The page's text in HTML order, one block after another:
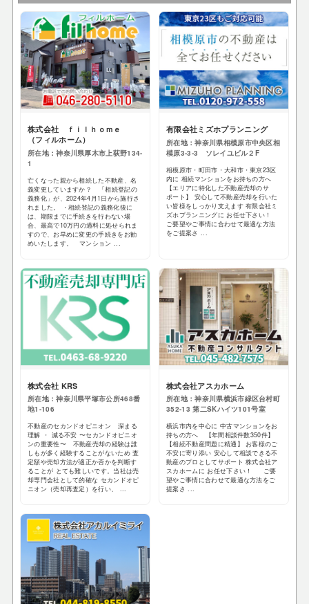
株式会社 ｆｉｌｈｏｍｅ
（フィルホーム）
所在地：神奈川県厚木市上荻野134-
1
亡くなった親から相続した不動産、名
義変更していますか？ 「相続登記の
義務化」が、2024年4月1日から施行さ
れました。 ・相続登記の義務化後に
は、期限までに手続きを行わない場
合、最高で10万円の過料に処せられま
すので、お早めに変更の手続きをお勧
めいたします。 マンション ...
有限会社ミズホプランニング
所在地：神奈川県相模原市中央区相
模原3-3-3 ソレイユビル２F
相模原市・町田市・大和市・東京23区
内に 相続マンションをお持ちの方へ
【エリアに特化した不動産売却のサ
ポート】 安心して不動産売却を行いた
い皆様をしっかり支えます 有限会社ミ
ズホプランニングに お任せ下さい！
ご要望やご事情に合わせて最適な方法
をご提案さ ...
株式会社 KRS
所在地：神奈川県平塚市公所468番
地1-106
不動産のセカンドオピニオン 深まる
理解 ・ 減る不安 〜セカンドオピニオ
ンの重要性〜 不動産売却の経験は誰
しもが多く経験することがないため 査
定額や売却方法が適正か否かを判断す
ることが とても難しいです。当社は売
却専門会社として的確な セカンドオピ
ニオン（売却再査定）を行い、 ...
株式会社アスカホーム
所在地：神奈川県横浜市緑区台村町
352-13 第二SKハイツ101号室
横浜市内を中心に 中古マンションをお
持ちの方へ 【年間相談件数350件】
【相続不動産問題に精通】 お客様のご
不安に寄り添い 安心して相談できる不
動産のプロとしてサポート 株式会社ア
スカホームに お任せ下さい！ ご要
望やご事情に合わせて最適な方法をご
提案さ ...